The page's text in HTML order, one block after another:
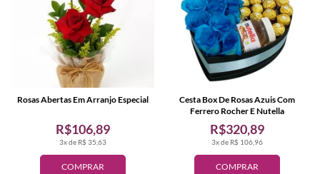
COMPRAR
3x de R$ 35,63
R$106,89
Rosas Abertas Em Arranjo Especial
COMPRAR
3x de R$ 106,96
R$320,89
Cesta Box De Rosas Azuis Com
Ferrero Rocher E Nutella